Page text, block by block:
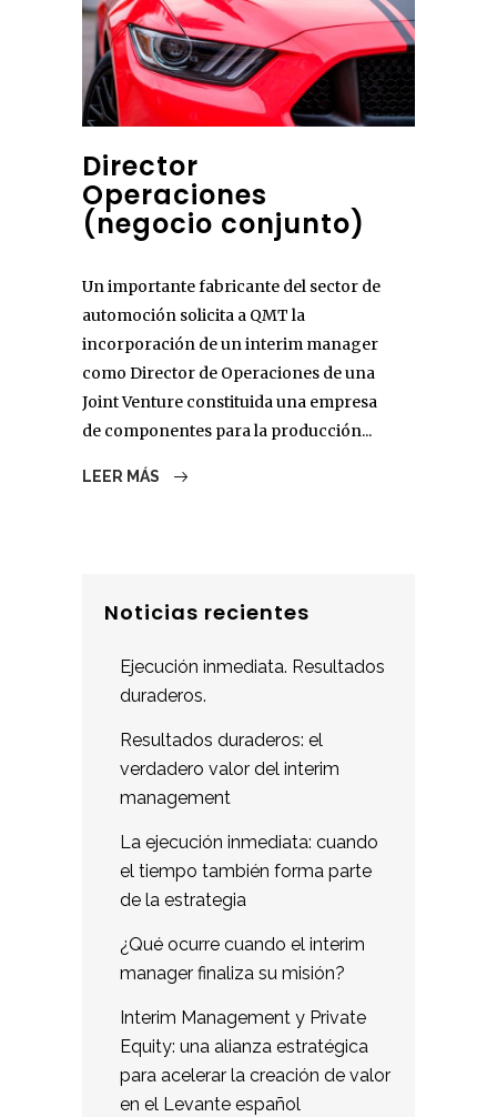
Director
Operaciones
(negocio conjunto)
Un importante fabricante del sector de
automoción solicita a QMT la
incorporación de un interim manager
como Director de Operaciones de una
Joint Venture constituida una empresa
de componentes para la producción...
LEER MÁS
Noticias recientes
Ejecución inmediata. Resultados
duraderos.
Resultados duraderos: el
verdadero valor del interim
management
La ejecución inmediata: cuando
el tiempo también forma parte
de la estrategia
¿Qué ocurre cuando el interim
manager finaliza su misión?
Interim Management y Private
Equity: una alianza estratégica
para acelerar la creación de valor
en el Levante español